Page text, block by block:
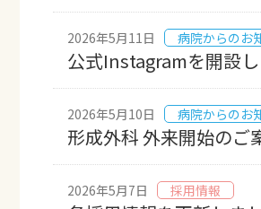
公式Instagramを開設
2026年5月11日 病院からのお
形成外科 外来開始のご
2026年5月10日 病院からのお
2026年5月7日 採用情報